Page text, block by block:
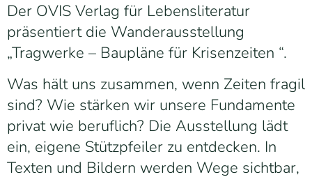
Der OVIS Verlag für Lebensliteratur
präsentiert die Wanderausstellung
„Tragwerke – Baupläne für Krisenzeiten “.
Was hält uns zusammen, wenn Zeiten fragil
sind? Wie stärken wir unsere Fundamente
privat wie beruflich? Die Ausstellung lädt
ein, eigene Stützpfeiler zu entdecken. In
Texten und Bildern werden Wege sichtbar,